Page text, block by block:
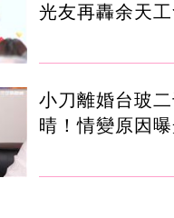
光友再轟余天
小刀離婚台玻
晴！情變原因